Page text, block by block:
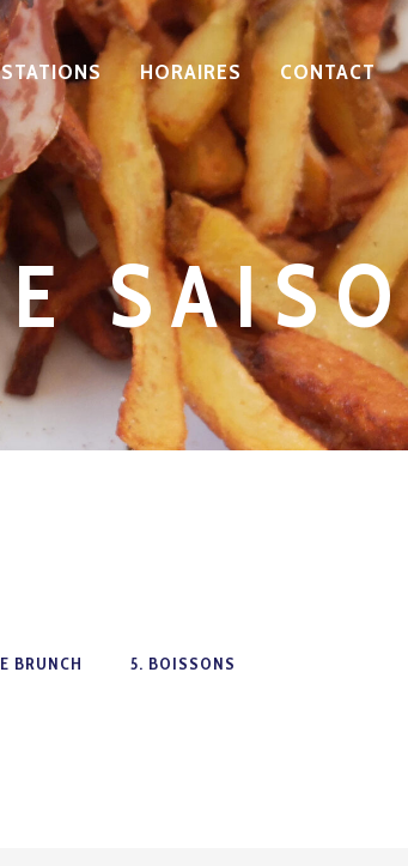
HORAIRES CONTACT
BRUNCH 5. BOISSONS